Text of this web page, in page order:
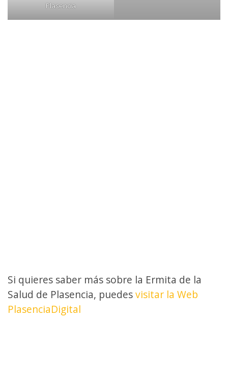
Plasencia
Si quieres saber más sobre la Ermita de la
Salud de Plasencia, puedesvisitar la Web
PlasenciaDigital